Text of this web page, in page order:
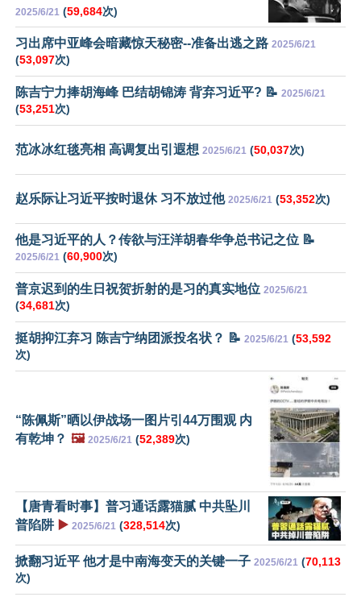
2025/6/21 (59,684次)
习出席中亚峰会暗藏惊天秘密--准备出逃之路 2025/6/21
(53,097次)
陈吉宁力捧胡海峰 巴结胡锦涛 背弃习近平? 📝 2025/6/21
(53,251次)
范冰冰红毯亮相 高调复出引遐想 2025/6/21 (50,037次)
赵乐际让习近平按时退休 习不放过他 2025/6/21 (53,352次)
他是习近平的人？传欲与汪洋胡春华争总书记之位 📝
2025/6/21 (60,900次)
普京迟到的生日祝贺折射的是习的真实地位 2025/6/21
(34,681次)
挺胡抑江弃习 陈吉宁纳团派投名状？ 📝 2025/6/21 (53,592
次)
“陈佩斯”晒以伊战场一图片引44万围观 内
有乾坤？ 🖼️ 2025/6/21 (52,389次)
【唐青看时事】普习通话露猫腻 中共坠川
普陷阱 ▶️ 2025/6/21 (328,514次)
掀翻习近平 他才是中南海变天的关键一子 2025/6/21 (70,113
次)